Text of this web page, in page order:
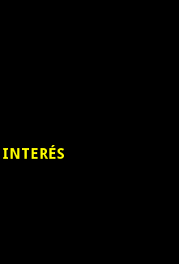
INTERÉS